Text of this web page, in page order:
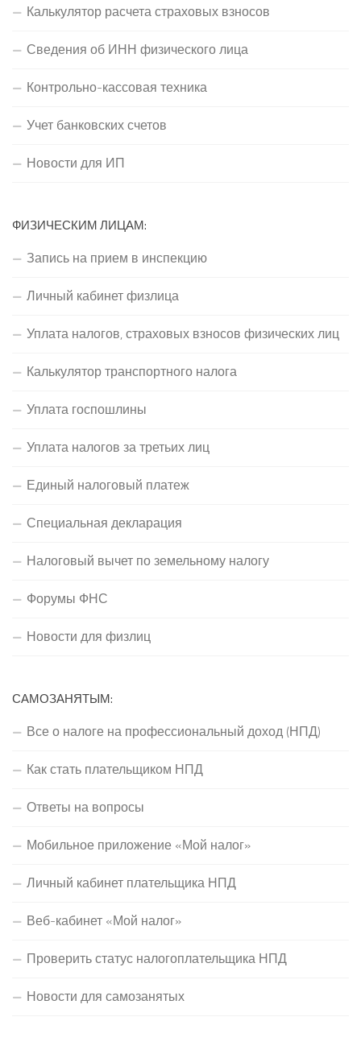
Калькулятор расчета страховых взносов
Сведения об ИНН физического лица
Контрольно-кассовая техника
Учет банковских счетов
Новости для ИП
ФИЗИЧЕСКИМ ЛИЦАМ:
Запись на прием в инспекцию
Личный кабинет физлица
Уплата налогов, страховых взносов физических лиц
Калькулятор транспортного налога
Уплата госпошлины
Уплата налогов за третьих лиц
Единый налоговый платеж
Специальная декларация
Налоговый вычет по земельному налогу
Форумы ФНС
Новости для физлиц
САМОЗАНЯТЫМ:
Все о налоге на профессиональный доход (НПД)
Как стать плательщиком НПД
Ответы на вопросы
Мобильное приложение «Мой налог»
Личный кабинет плательщика НПД
Веб-кабинет «Мой налог»
Проверить статус налогоплательщика НПД
Новости для самозанятых